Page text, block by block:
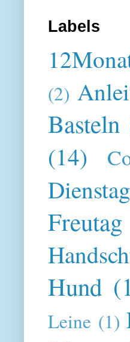
Labels
(2)
Basteln
(14)
Freutag
Hund
Leine (1)